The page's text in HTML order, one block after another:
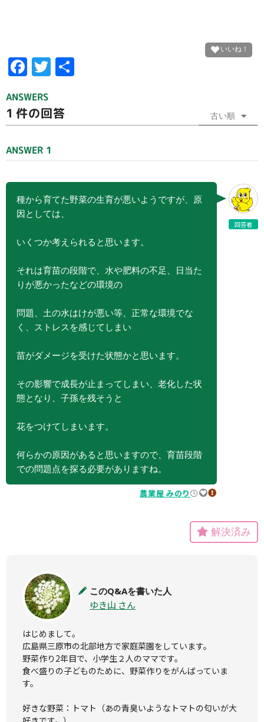
F
ac
e
b
o
o
k
T
w
itt
er
ANSWERS
1 件の回答 古い順
ANSWER 1
種から育てた野菜の生育が悪いようですが、原
因としては、
いくつか考えられると思います。
それは育苗の段階で、水や肥料の不足、日当た
りが悪かったなどの環境の
問題、土の水はけが悪い等、正常な環境でな
く、ストレスを感じてしまい
苗がダメージを受けた状態かと思います。
その影響で成長が止まってしまい、老化した状
態となり、子孫を残そうと
花をつけてしまいます。
何らかの原因があると思いますので、育苗段階
での問題点を探る必要がありますね。
農業屋 みのり 2022.07.07
000
回答者
解決済み
このQ&Aを書いた人
ゆき山 さん
はじめまして。
広島県三原市の北部地方で家庭菜園をしています。
野菜作り2年目で、小学生２人のママです。
食べ盛りの子どものために、野菜作りをがんばっていま
す。
好きな野菜：トマト（あの青臭いようなトマトの匂いが大